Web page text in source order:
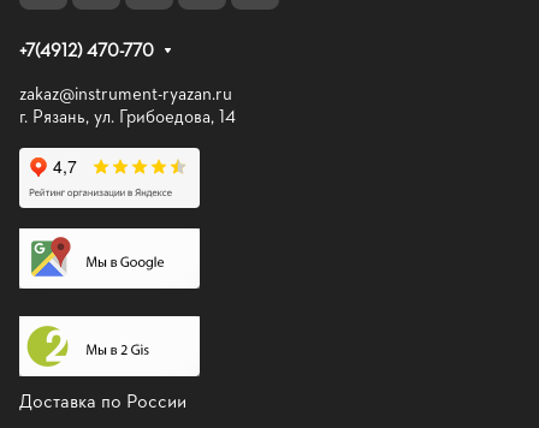
+7(4912) 470-770
zakaz@instrument-ryazan.ru
г. Рязань, ул. Грибоедова, 14
Доставка по России